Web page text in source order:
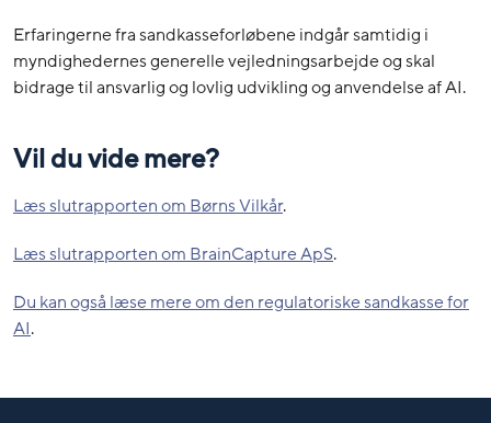
Erfaringerne fra sandkasseforløbene indgår samtidig i
myndighedernes generelle vejledningsarbejde og skal
bidrage til ansvarlig og lovlig udvikling og anvendelse af AI.
Vil du vide mere?
Læs slutrapporten om Børns Vilkår.
Læs slutrapporten om BrainCapture ApS.
Du kan også læse mere om den regulatoriske sandkasse for
AI.